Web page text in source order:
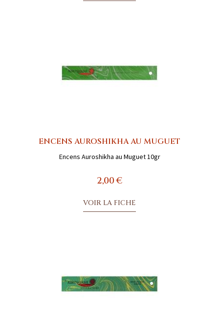
ENCENS AUROSHIKHA AU MUGUET
Encens Auroshikha au Muguet 10gr
2,00 €
VOIR LA FICHE